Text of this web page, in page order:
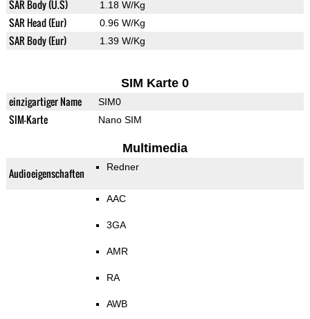
SAR Body (U.S) 1.18 W/Kg
SAR Head (Eur) 0.96 W/Kg
SAR Body (Eur) 1.39 W/Kg
SIM Karte 0
einzigartiger Name SIM0
SIM-Karte Nano SIM
Multimedia
Audioeigenschaften Redner
AAC
3GA
AMR
RA
AWB